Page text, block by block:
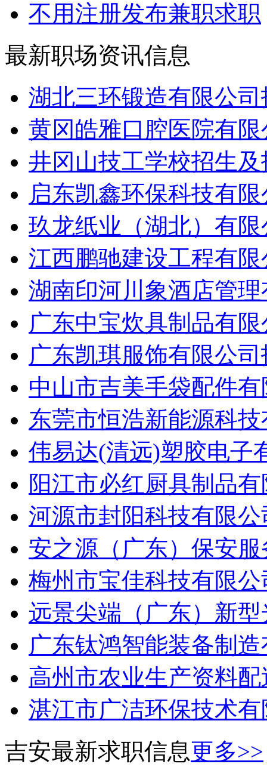
不用注册发布兼职求职
最新职场资讯信息
湖北三环锻造有限公
黄冈皓雅口腔医院有
井冈山技工学校招生
启东凯鑫环保科技有
玖龙纸业（湖北）有
江西鹏驰建设工程有
湖南印河川象酒店管
广东中宝炊具制品有
广东凯琪服饰有限公
中山市吉美手袋配件
东莞市恒浩新能源科
伟易达(清远)塑胶电子
阳江市必红厨具制品
河源市封阳科技有限
安之源（广东）保安
梅州市宝佳科技有限
远景尖端（广东）新
广东钛鸿智能装备制
高州市农业生产资料
湛江市广洁环保技术
吉安最新求职信息更多>>